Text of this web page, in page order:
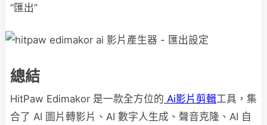
“匯出”
總結
HitPaw Edimakor 是一款全方位的 Ai影片剪輯工具，集
合了 AI 圖片轉影片、AI 數字人生成、聲音克隆、AI 自